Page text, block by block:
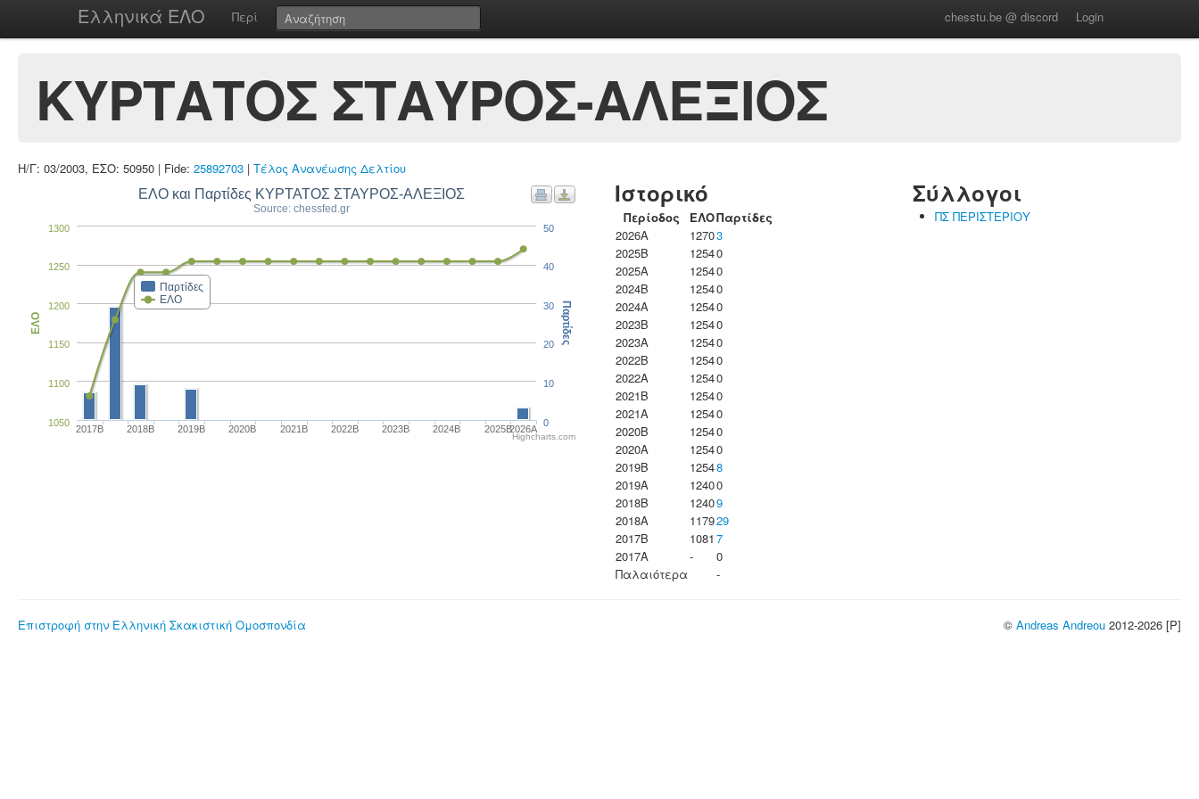
Ελληνικά ΕΛΟ Περί chesstu.be @ discord Login
ΚΥΡΤΑΤΟΣ ΣΤΑΥΡΟΣ-ΑΛΕΞΙΟΣ
Η/Γ: 03/2003, ΕΣΟ: 50950 | Fide: 25892703 | Τέλος Ανανέωσης Δελτίου
ΕΛΟ και Παρτίδες ΚΥΡΤΑΤΟΣ ΣΤΑΥΡΟΣ-ΑΛΕΞΙΟΣ
Source: chessfed.gr
Παρτίδες
ΕΛΟ
2017B 2018B 2019B 2020B 2021B 2022B 2023B 2024B 2025B2026A
1050
1100
1150
1200
1250
1300
ΕΛΟ
0
10
20
30
40
50
Παρτίδες
Highcharts.com
Ιστορικό
Περίοδος ΕΛΟΠαρτίδες
2026A
12703
2025B
12540
2025A
12540
2024B
12540
2024A
12540
2023B
12540
2023Α
12540
2022B
12540
2022A
12540
2021B
12540
2021A
12540
2020B
12540
2020A
12540
2019B
12548
2019A
12400
2018B
12409
2018A
117929
2017B
1081 7
2017A
-
0
Παλαιότερα
-
Σύλλογοι
ΠΣ ΠΕΡΙΣΤΕΡΙΟΥ
Επιστροφή στην Ελληνική Σκακιστική Ομοσπονδία © Andreas Andreou 2012-2026 [P]